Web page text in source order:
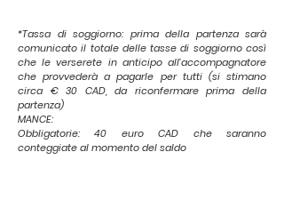
*Tassa di soggiorno: prima della partenza sarà
comunicato il totale delle tasse di soggiorno così
che le verserete in anticipo all'accompagnatore
che provvederà a pagarle per tutti (si stimano
circa € 30 CAD, da riconfermare prima della
partenza)
MANCE:
Obbligatorie: 40 euro CAD che saranno
conteggiate al momento del saldo